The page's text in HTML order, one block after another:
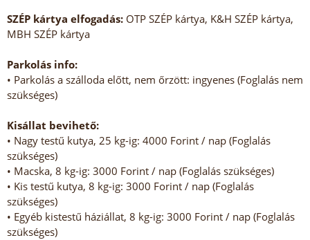
SZÉP kártya elfogadás: OTP SZÉP kártya, K&H SZÉP kártya,
MBH SZÉP kártya
Parkolás info:
• Parkolás a szálloda előtt, nem őrzött: ingyenes (Foglalás nem
szükséges)
Kisállat bevihető:
• Nagy testű kutya, 25 kg-ig: 4000 Forint / nap (Foglalás
szükséges)
• Macska, 8 kg-ig: 3000 Forint / nap (Foglalás szükséges)
• Kis testű kutya, 8 kg-ig: 3000 Forint / nap (Foglalás
szükséges)
• Egyéb kistestű háziállat, 8 kg-ig: 3000 Forint / nap (Foglalás
szükséges)